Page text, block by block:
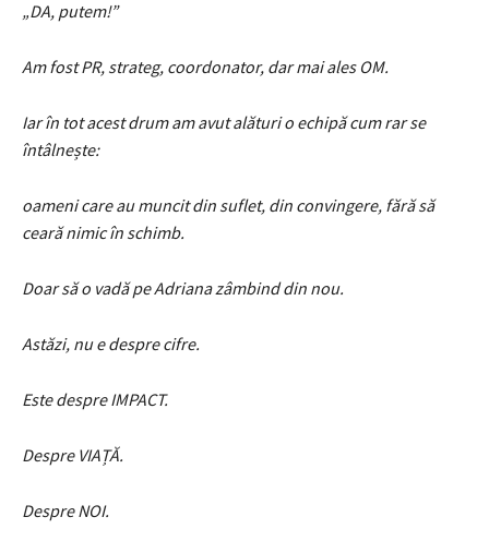
„DA, putem!”
Am fost PR, strateg, coordonator, dar mai ales OM.
Iar în tot acest drum am avut alături o echipă cum rar se
întâlnește:
oameni care au muncit din suflet, din convingere, fără să
ceară nimic în schimb.
Doar să o vadă pe Adriana zâmbind din nou.
Astăzi, nu e despre cifre.
Este despre IMPACT.
Despre VIAȚĂ.
Despre NOI.